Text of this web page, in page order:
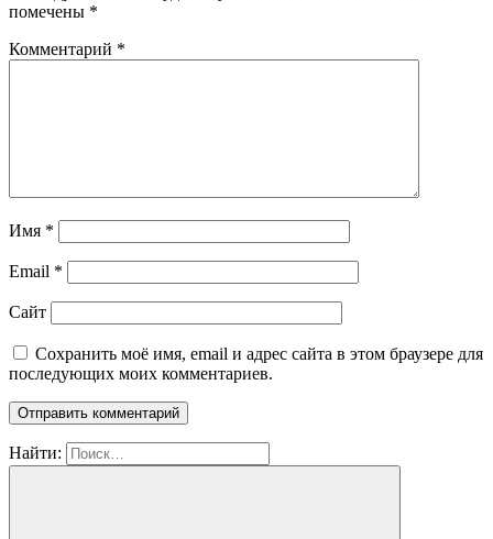
помечены *
Комментарий *
Имя *
Email *
Сайт
Сохранить моё имя, email и адрес сайта в этом браузере для
последующих моих комментариев.
Найти: